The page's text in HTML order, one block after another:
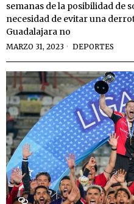
semanas de la posibilidad de
necesidad de evitar una
Guadalajara no
MARZO 31, 2023 DEPORTES